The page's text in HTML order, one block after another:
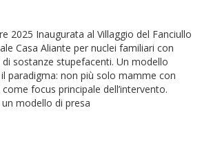
2025 Inaugurata al Villaggio del Fanciullo
Casa Aliante per nuclei familiari con
di sostanze stupefacenti. Un modello
paradigma: non più solo mamme con
focus principale dell’intervento.
modello di presa